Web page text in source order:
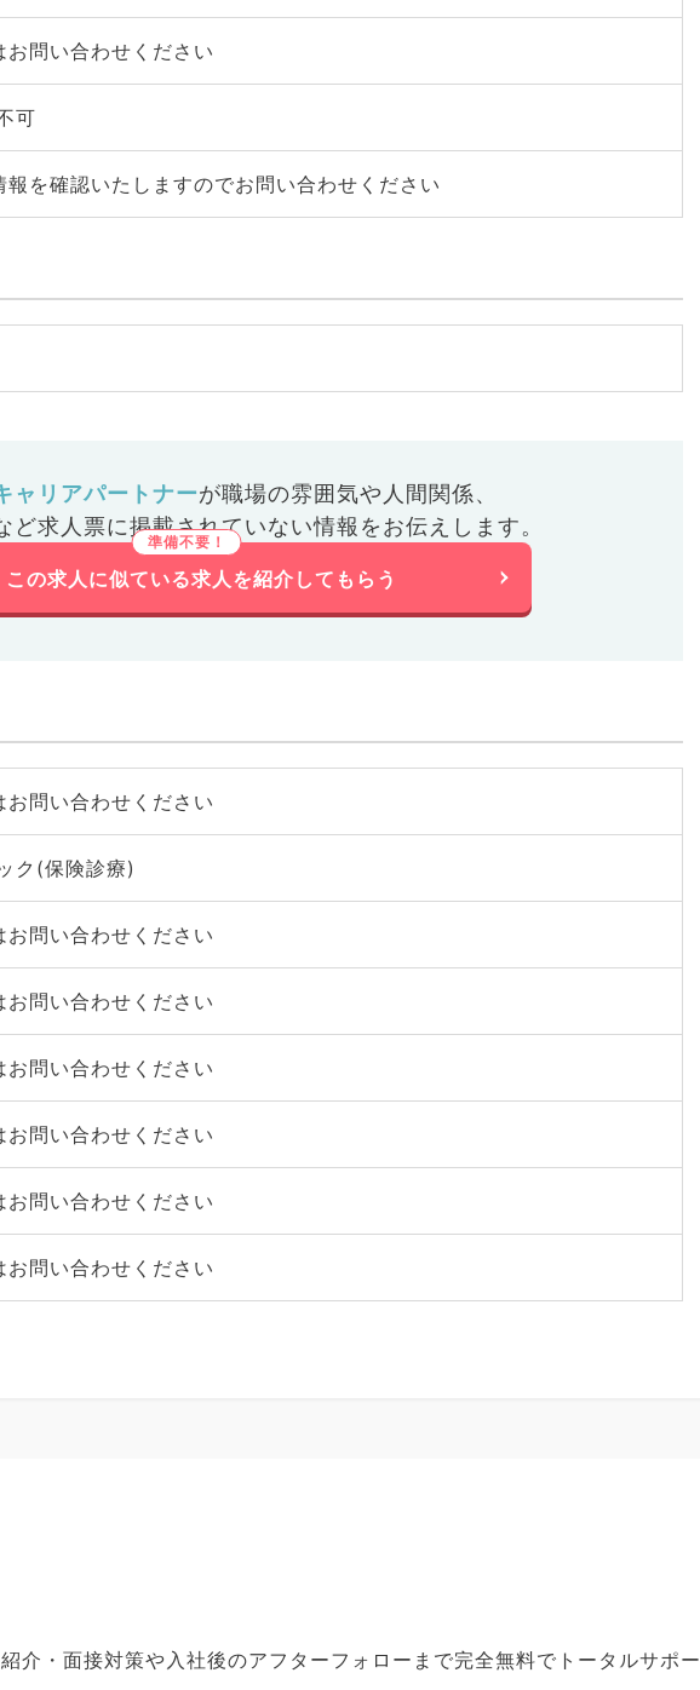
お問い合わせください
可
報を確認いたしますのでお問い合わせください
ャリアパートナーが職場の雰囲気や人間関係、
ど求人票に掲載されていない情報をお伝えします。
この求人に似ている求人を紹介してもらう
お問い合わせください
ク(保険診療)
お問い合わせください
お問い合わせください
お問い合わせください
お問い合わせください
お問い合わせください
お問い合わせください
介・面接対策や入社後のアフターフォローまで完全無料でトータルサポー